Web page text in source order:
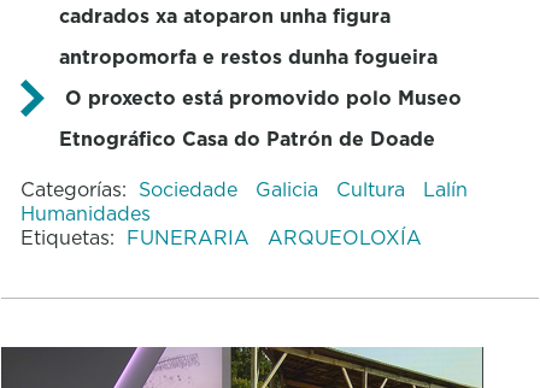
cadrados xa atoparon unha figura
antropomorfa e restos dunha fogueira
O proxecto está promovido polo Museo
Etnográfico Casa do Patrón de Doade
Categorías: Sociedade Galicia Cultura
Lalín
Humanidades
Etiquetas: FUNERARIA ARQUEOLOXÍA